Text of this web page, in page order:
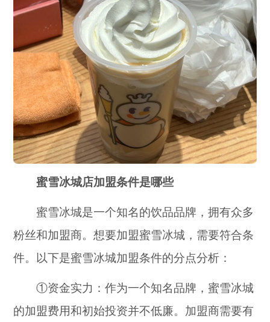
蜜雪冰城店加盟条件是哪些
蜜雪冰城是一个知名的饮品品牌，拥有众多
粉丝和加盟商。想要加盟蜜雪冰城，需要符合条
件。以下是蜜雪冰城加盟条件的分点分析：
①资金实力：作为一个知名品牌，蜜雪冰城
的加盟费用和初始投资并不低廉。加盟商需要有